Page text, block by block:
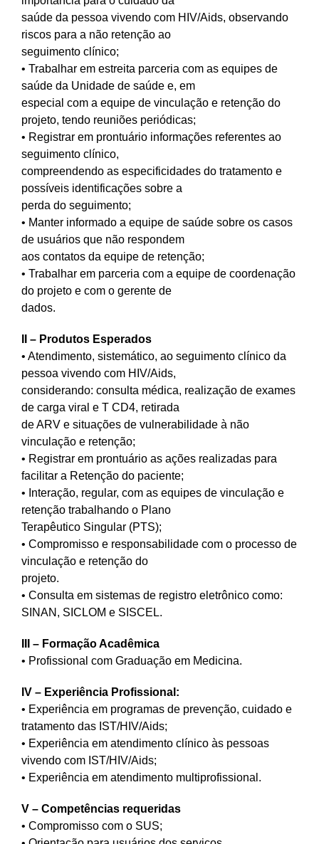
saúde da pessoa vivendo com HIV/Aids, observando
riscos para a não retenção ao
seguimento clínico;
• Trabalhar em estreita parceria com as equipes de
saúde da Unidade de saúde e, em
especial com a equipe de vinculação e retenção do
projeto, tendo reuniões periódicas;
• Registrar em prontuário informações referentes ao
seguimento clínico,
compreendendo as especificidades do tratamento e
possíveis identificações sobre a
perda do seguimento;
• Manter informado a equipe de saúde sobre os casos
de usuários que não respondem
aos contatos da equipe de retenção;
• Trabalhar em parceria com a equipe de coordenação
do projeto e com o gerente de
dados.
II – Produtos Esperados
• Atendimento, sistemático, ao seguimento clínico da
pessoa vivendo com HIV/Aids,
considerando: consulta médica, realização de exames
de carga viral e T CD4, retirada
de ARV e situações de vulnerabilidade à não
vinculação e retenção;
• Registrar em prontuário as ações realizadas para
facilitar a Retenção do paciente;
• Interação, regular, com as equipes de vinculação e
retenção trabalhando o Plano
Terapêutico Singular (PTS);
• Compromisso e responsabilidade com o processo de
vinculação e retenção do
projeto.
• Consulta em sistemas de registro eletrônico como:
SINAN, SICLOM e SISCEL.
III – Formação Acadêmica
• Profissional com Graduação em Medicina.
IV – Experiência Profissional:
• Experiência em programas de prevenção, cuidado e
tratamento das IST/HIV/Aids;
• Experiência em atendimento clínico às pessoas
vivendo com IST/HIV/Aids;
• Experiência em atendimento multiprofissional.
V – Competências requeridas
• Compromisso com o SUS;